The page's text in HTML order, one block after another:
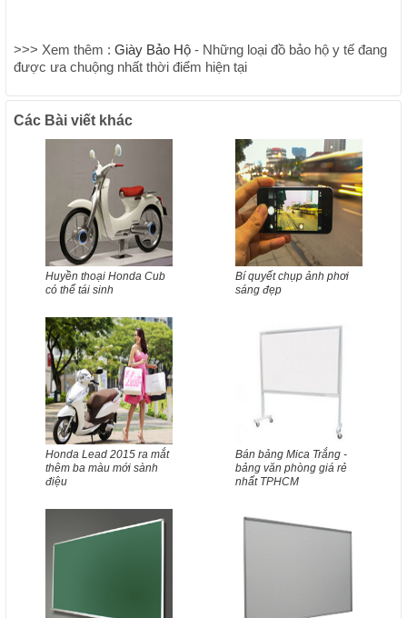
>>> Xem thêm : Giày Bảo Hộ - Những loại đồ bảo hộ y tế đang
được ưa chuộng nhất thời điểm hiện tại
Các Bài viết khác
Huyền thoại Honda Cub
có thể tái sinh
Bí quyết chụp ảnh phơi
sáng đẹp
Honda Lead 2015 ra mắt
thêm ba màu mới sành
điệu
Bán bảng Mica Trắng -
bảng văn phòng giá rẻ
nhất TPHCM